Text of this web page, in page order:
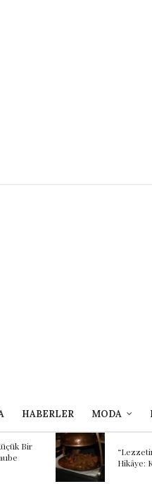
HABERLER MODA
Ardındaki
Kadırgalı”